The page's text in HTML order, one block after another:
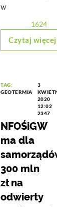
w
1624
Czytaj więcej
TAG:
GEOTERMIA
3
2020
12:02
2347
NFOŚiGW
ma dla
300 mln
zł na
odwierty